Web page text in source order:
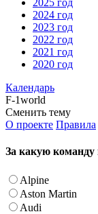
2025 год
2024 год
2023 год
2022 год
2021 год
2020 год
Календарь
F-1world
Сменить тему
О проекте Правила
За какую команду
Alpine
Aston Martin
Audi